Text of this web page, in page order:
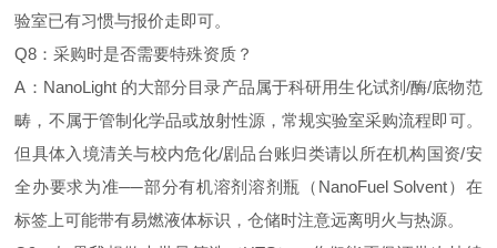
验室已有习惯与报价走即可。
Q8：采购时是否需要特殊资质？
A：NanoLight 的大部分目录产品属于科研用生化试剂/酶/底物范
畴，不属于管制化学品或放射性源，常规实验室采购流程即可。
但具体入境清关与校内危化/剧品台账归类请以所在机构国资/安
全办要求为准──部分有机溶剂溶剂瓶（NanoFuel Solvent）在
标签上可能带有易燃液体标识，仓储时注意远离明火与热源。